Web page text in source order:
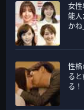
リ
ー
女
能
か
性
る
る！